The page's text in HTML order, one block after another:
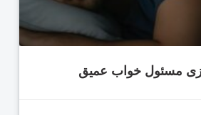
مسئول خواب عمیق